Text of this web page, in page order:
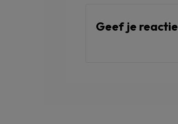
Geef je reactie